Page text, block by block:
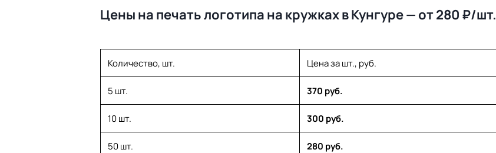
Цены на печать логотипа на кружках в Кунгуре — от 280 ₽/шт.
Количество, шт. Цена за шт., руб.
5 шт. 370 руб.
10 шт. 300 руб.
50 шт. 280 руб.